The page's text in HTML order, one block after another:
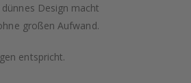
Design macht
großen Aufwand.
entspricht.